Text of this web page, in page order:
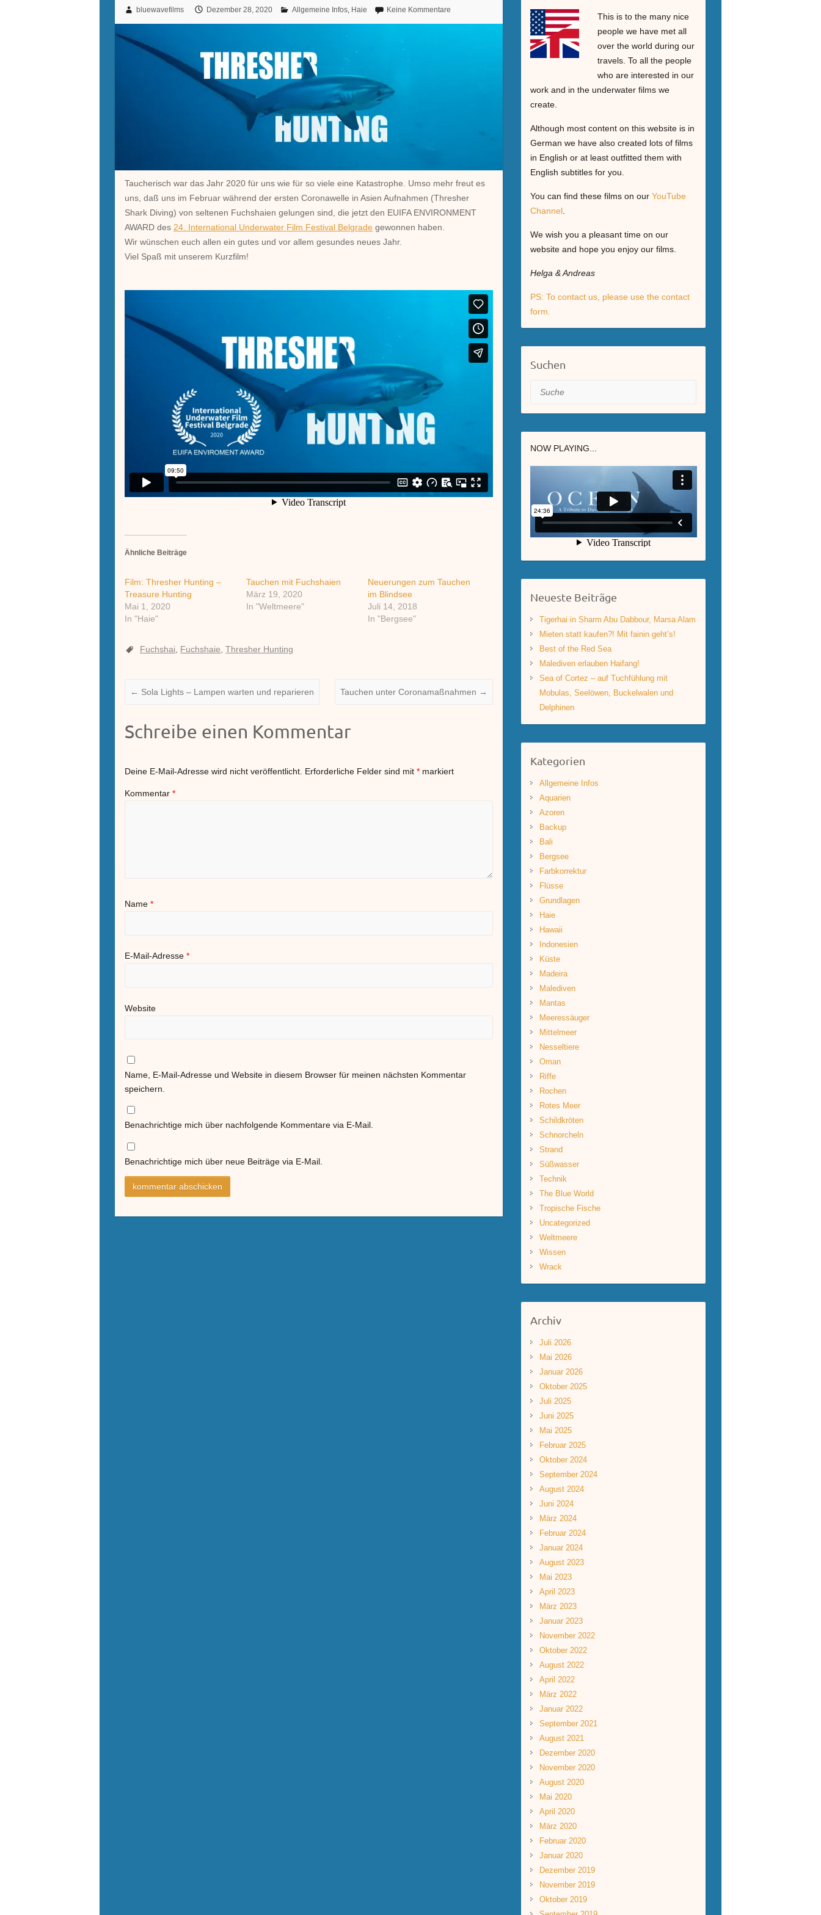
bluewavefilms Dezember 28, 2020 Allgemeine Infos, Haie Keine Kommentare
Taucherisch war das Jahr 2020 für uns wie für so viele eine Katastrophe. Umso mehr freut es
uns, daß uns im Februar während der ersten Coronawelle in Asien Aufnahmen (Thresher
Shark Diving) von seltenen Fuchshaien gelungen sind, die jetzt den EUIFA ENVIRONMENT
AWARD des24. International Underwater Film Festival Belgrade gewonnen haben.
Wir wünschen euch allen ein gutes und vor allem gesundes neues Jahr.
Viel Spaß mit unserem Kurzfilm!
Ähnliche Beiträge
Film: Thresher Hunting –
Treasure Hunting
Mai 1, 2020
In "Haie"
Tauchen mit Fuchshaien
März 19, 2020
In "Weltmeere"
Neuerungen zum Tauchen
im Blindsee
Juli 14, 2018
In "Bergsee"
Fuchshai, Fuchshaie,Thresher Hunting
← Sola Lights – Lampen warten und reparieren Tauchen unter Coronamaßnahmen →
Schreibe einen Kommentar
Deine E-Mail-Adresse wird nicht veröffentlicht. Erforderliche Felder sind mit* markiert
Kommentar*
Name*
E-Mail-Adresse*
Website
Name, E-Mail-Adresse und Website in diesem Browser für meinen nächsten Kommentar
speichern.
Benachrichtige mich über nachfolgende Kommentare via E-Mail.
Benachrichtige mich über neue Beiträge via E-Mail.
This is to the many nice
people we have met all
over the world during our
travels. To all the people
who are interested in our
work and in the underwater films we
create.
Although most content on this website is in
German we have also created lots of films
in English or at least outfitted them with
English subtitles for you.
You can find these films on our YouTube
Channel.
We wish you a pleasant time on our
website and hope you enjoy our films.
Helga & Andreas
PS: To contact us, please use the contact
form.
Suchen
Suche
NOW PLAYING...
Neueste Beiträge
Tigerhai in Sharm Abu Dabbour, Marsa Alam
Mieten statt kaufen?! Mit fainin geht’s!
Best of the Red Sea
Malediven erlauben Haifang!
Sea of Cortez – auf Tuchfühlung mit
Mobulas, Seelöwen, Buckelwalen und
Delphinen
Kategorien
Allgemeine Infos
Aquarien
Azoren
Backup
Bali
Bergsee
Farbkorrektur
Flüsse
Grundlagen
Haie
Hawaii
Indonesien
Küste
Madeira
Malediven
Mantas
Meeressäuger
Mittelmeer
Nesseltiere
Oman
Riffe
Rochen
Rotes Meer
Schildkröten
Schnorcheln
Strand
Süßwasser
Technik
The Blue World
Tropische Fische
Uncategorized
Weltmeere
Wissen
Wrack
Archiv
Juli 2026
Mai 2026
Januar 2026
Oktober 2025
Juli 2025
Juni 2025
Mai 2025
Februar 2025
Oktober 2024
September 2024
August 2024
Juni 2024
März 2024
Februar 2024
Januar 2024
August 2023
Mai 2023
April 2023
März 2023
Januar 2023
November 2022
Oktober 2022
August 2022
April 2022
März 2022
Januar 2022
September 2021
August 2021
Dezember 2020
November 2020
August 2020
Mai 2020
April 2020
März 2020
Februar 2020
Januar 2020
Dezember 2019
November 2019
Oktober 2019